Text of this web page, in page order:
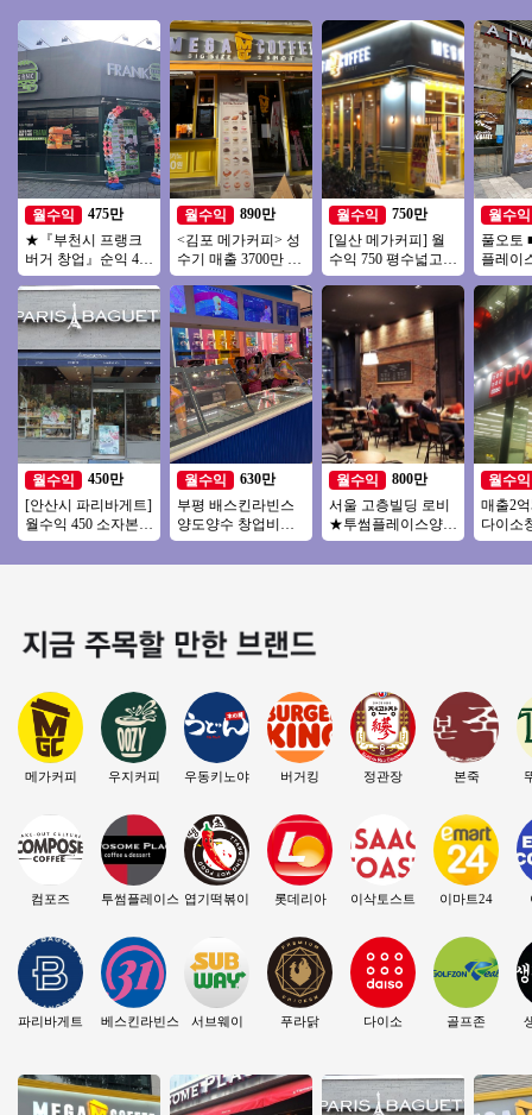
월수익
475만
★『부천시 프랭크
버거 창업』순익 475
만 오토창업아이템
투잡창업 부부창업
추천★
월수익
450만
[안산시 파리바게트]
월수익 450 소자본으
로 안정적인 파리바
게트 창업기회!
월수익
890만
<김포 메가커피> 성
수기 매출 3700만 신
규창업 비용으로 인
수하세요
월수익
630만
부평 배스킨라빈스
양도양수 창업비용
권리인수 프랜차이
즈 창업 절차 직장인
월수익
750만
[일산 메가커피] 월
수익 750 평수넓고
확실하게 자리잡은
메가커피!
월수익
800만
서울 고층빌딩 로비
★투썸플레이스양도
★오토운영 5시마감
★주5일영업★투잡
월수익
풀오토
플레이
＃배달
거리＃
추천
월수익
매출2
다이소
월수익
소 인수
메가커피
컴포즈
파리바게트
우지커피
투썸플레이스
베스킨라빈스
우동키노야
엽기떡볶이
서브웨이
버거킹
롯데리아
푸라닭
정관장
이삭토스트
다이소
본죽
이마트24
골프존